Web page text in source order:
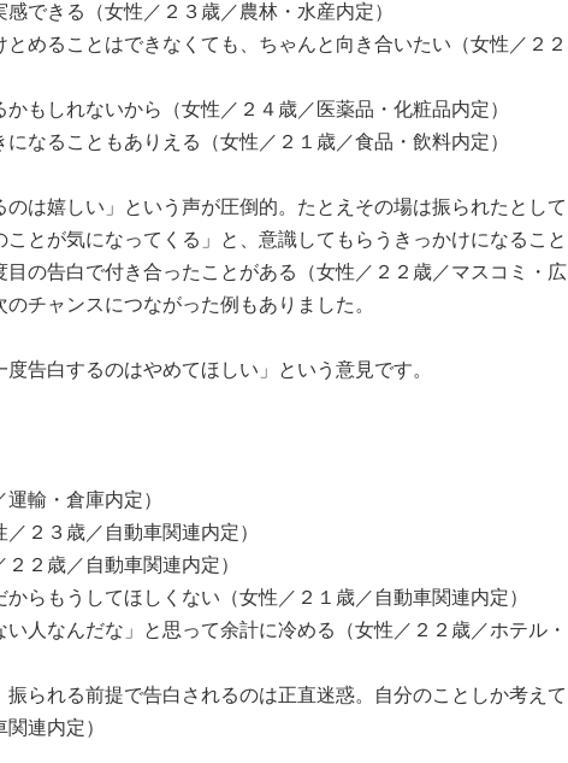
できる（女性／２３歳／農林・水産内定）
とめることはできなくても、ちゃんと向き合いたい（女性／２２
かもしれないから（女性／２４歳／医薬品・化粧品内定）
になることもありえる（女性／２１歳／食品・飲料内定）
のは嬉しい」という声が圧倒的。たとえその場は振られたとして
ことが気になってくる」と、意識してもらうきっかけになること
目の告白で付き合ったことがある（女性／２２歳／マスコミ・広
チャンスにつながった例もありました。
告白するのはやめてほしい」という意見です。
輸・倉庫内定）
２３歳／自動車関連内定）
２歳／自動車関連内定）
からもうしてほしくない（女性／２１歳／自動車関連内定）
い人なんだな」と思って余計に冷める（女性／２２歳／ホテル・
振られる前提で告白されるのは正直迷惑。自分のことしか考えて
連内定）